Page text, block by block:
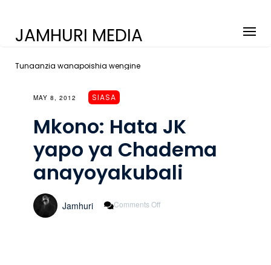
JAMHURI MEDIA
Tunaanzia wanapoishia wengine
MAY 8, 2012 SIASA
Mkono: Hata JK
yapo ya Chadema
anayoyakubali
Jamhuri Comments Off